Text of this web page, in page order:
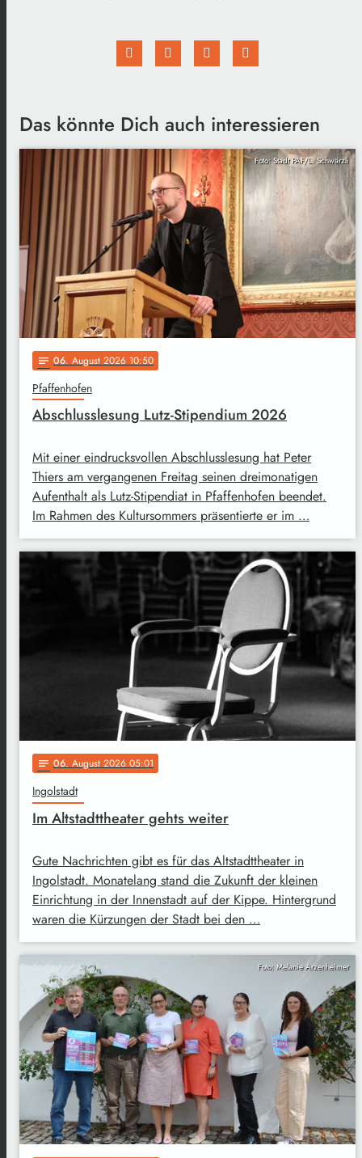
Das könnte Dich auch interessieren
Foto: Stadt PAF/L. Schwärzli
notes 06. August 2026 10:50
Pfaffenhofen
Abschlusslesung Lutz-Stipendium 2026
Mit einer eindrucksvollen Abschlusslesung hat Peter
Thiers am vergangenen Freitag seinen dreimonatigen
Aufenthalt als Lutz-Stipendiat in Pfaffenhofen beendet.
Im Rahmen des Kultursommers präsentierte er im …
notes 06. August 2026 05:01
Ingolstadt
Im Altstadttheater gehts weiter
Gute Nachrichten gibt es für das Altstadttheater in
Ingolstadt. Monatelang stand die Zukunft der kleinen
Einrichtung in der Innenstadt auf der Kippe. Hintergrund
waren die Kürzungen der Stadt bei den …
Foto: Melanie Arzenheimer